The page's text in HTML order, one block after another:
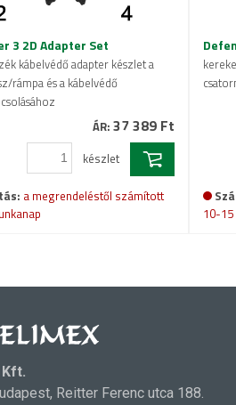
3 2D Adapter Set
kábelvédő adapter készlet a
rámpa és a kábelvédő
ÁR: 37 389 Ft
készlet
a megrendeléstől számított
10-
Kft.
Reitter Ferenc utca 188.